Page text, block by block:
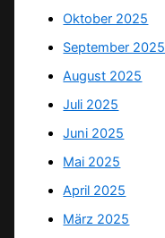
Oktober 2025
September 2025
August 2025
Juli 2025
Juni 2025
Mai 2025
April 2025
März 2025